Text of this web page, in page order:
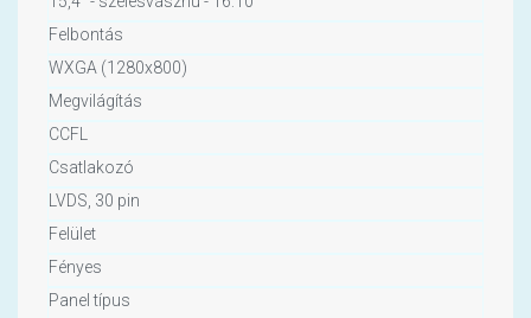
Felbontás
WXGA (1280x800)
Megvilágítás
CCFL
Csatlakozó
LVDS, 30 pin
Felület
Fényes
Panel típus